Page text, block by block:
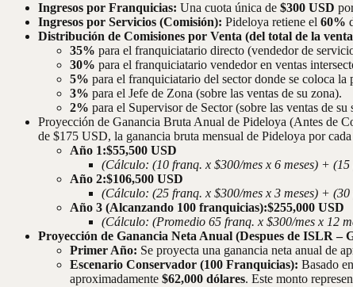
Ingresos por Franquicias: Una cuota única de $300 USD
Ingresos por Servicios (Comisión): Pideloya retiene el 60%
Distribución de Comisiones por Venta (del total de la
35% para el franquiciatario directo (vendedor de
30% para el franquiciatario vendedor en ventas
5% para el franquiciatario del sector donde se coloca
3% para el Jefe de Zona (sobre las ventas de su zona).
2% para el Supervisor de Sector (sobre las ventas de su
Proyección de Ganancia Bruta Anual de Pideloya (Antes de
de $175 USD, la ganancia bruta mensual de Pideloya por
Año 1:$55,500 USD
(Cálculo: (10 franq. x $300/mes x 6 meses) +
Año 2:$106,500 USD
(Cálculo: (25 franq. x $300/mes x 3 meses) +
Año 3 (Alcanzando 100 franquicias):$255,000 USD
(Cálculo: (Promedio 65 franq. x $300/mes x 12
Proyección de Ganancia Neta Anual (Despues de ISLR –
Primer Año: Se proyecta una ganancia neta anual de
Escenario Conservador (100 Franquicias): Basado
aproximadamente $62,000 dólares. Este monto